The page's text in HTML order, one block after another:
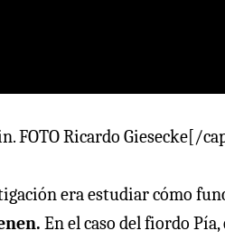
FOTO Ricardo Giesecke[/
era estudiar cómo
En el caso del fiordo